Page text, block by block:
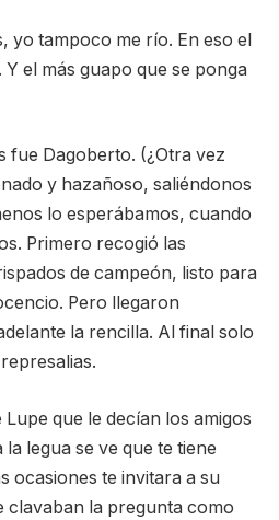
yo tampoco me río. En eso el
el más guapo que se ponga
fue Dagoberto. (¿Otra vez
y hazañoso, saliéndonos
lo esperábamos, cuando
Primero recogió las
de campeón, listo para
Pero llegaron
la rencilla. Al final solo
que le decían los amigos
legua se ve que te tiene
ocasiones te invitara a su
la pregunta como